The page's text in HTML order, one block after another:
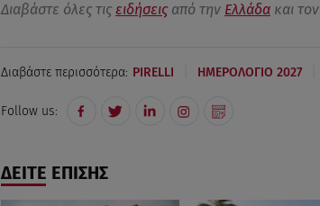
Διαβάστε όλες τις ειδήσειςαπό την Ελλάδακαι τον
Διαβάστε περισσότερα: PIRELLI ΗΜΕΡΟΛΟΓΙΟ 2027
Follow us:
ΔΕΙΤΕ ΕΠΙΣΗΣ